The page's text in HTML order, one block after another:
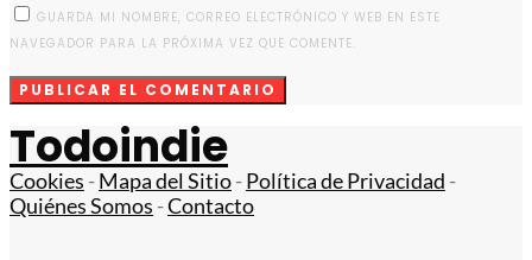
GUARDA MI NOMBRE, CORREO ELECTRÓNICO Y WEB EN ESTE
NAVEGADOR PARA LA PRÓXIMA VEZ QUE COMENTE.
Todoindie
Cookies -Mapa del Sitio-Política de Privacidad -
Quiénes Somos -Contacto